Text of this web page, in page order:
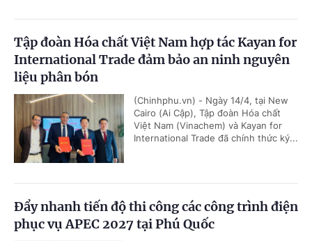
Tập đoàn Hóa chất Việt Nam hợp tác Kayan for
International Trade đảm bảo an ninh nguyên
liệu phân bón
(Chinhphu.vn) - Ngày 14/4, tại New
Cairo (Ai Cập), Tập đoàn Hóa chất
Việt Nam (Vinachem) và Kayan for
International Trade đã chính thức ký...
Đẩy nhanh tiến độ thi công các công trình điện
phục vụ APEC 2027 tại Phú Quốc